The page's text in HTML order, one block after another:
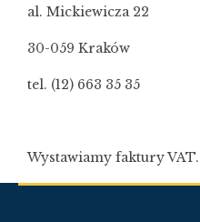
al. Mickiewicza 22
30-059 Kraków
tel. (12) 663 35 35
Wystawiamy faktury VAT.